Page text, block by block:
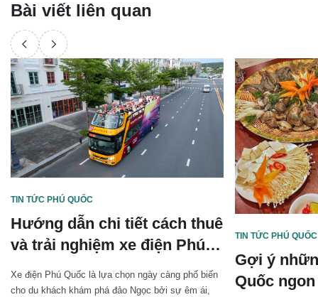
Bài viết liên quan
TIN TỨC PHÚ QUỐC
Hướng dẫn chi tiết cách thuê
và trải nghiệm xe điện Phú
Quốc
Xe điện Phú Quốc là lựa chọn ngày càng phổ biến
cho du khách khám phá đảo Ngọc bởi sự êm ái,
TIN TỨC PHÚ QUỐC
Gợi ý
Quốc